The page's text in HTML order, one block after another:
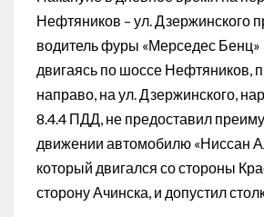
Нефтяников – ул. Дзержинского
водитель фуры «Мерседес Бенц»
двигаясь по шоссе Нефтяников,
направо, на ул. Дзержинского,
8.4.4 ПДД, не предоставил
движении автомобилю «Ниссан
который двигался со стороны
сторону Ачинска, и допустил